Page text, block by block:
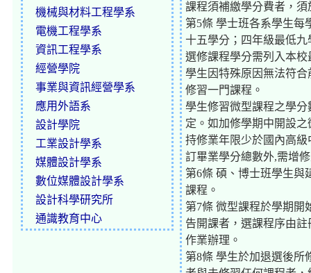
機械與材料工程學系
電機工程學系
資訊工程學系
經營學院
事業與資訊經營學系
應用外語系
設計學院
工業設計學系
媒體設計學系
數位媒體設計學系
設計科學研究所
通識教育中心
課程須補繳學分費者，
第5條 學士班各系學生每
十五學分；四年級最低
選修課程學分需列入本
學生因特殊原因無法符
修習一門課程。
學生修習微型課程之學
定。如加修學期中開設
持修業年限少於國內高
訂畢業學分總數外,需增
第6條 碩、博士班學生與
課程。
第7條 微型課程於學期開
告開課者，選課程序由
作業辦理。
第8條 學生於加退選後所